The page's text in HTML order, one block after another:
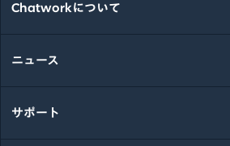
Chatworkについて
ニュース
サポート